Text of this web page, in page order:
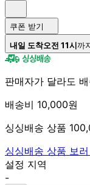
쿠폰 받기
내일 도착오전 11시까
판매자가 달라도
배송비 10,000원
싱싱배송 상품
싱싱배송 상품 보
설정 지역
-